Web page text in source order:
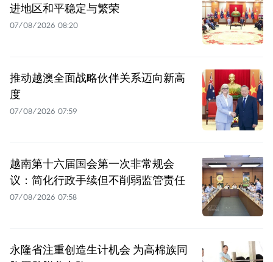
进地区和平稳定与繁荣
07/08/2026 08:20
推动越澳全面战略伙伴关系迈向新高
度
07/08/2026 07:59
越南第十六届国会第一次非常规会
议：简化行政手续但不削弱监管责任
07/08/2026 07:58
永隆省注重创造生计机会 为高棉族同